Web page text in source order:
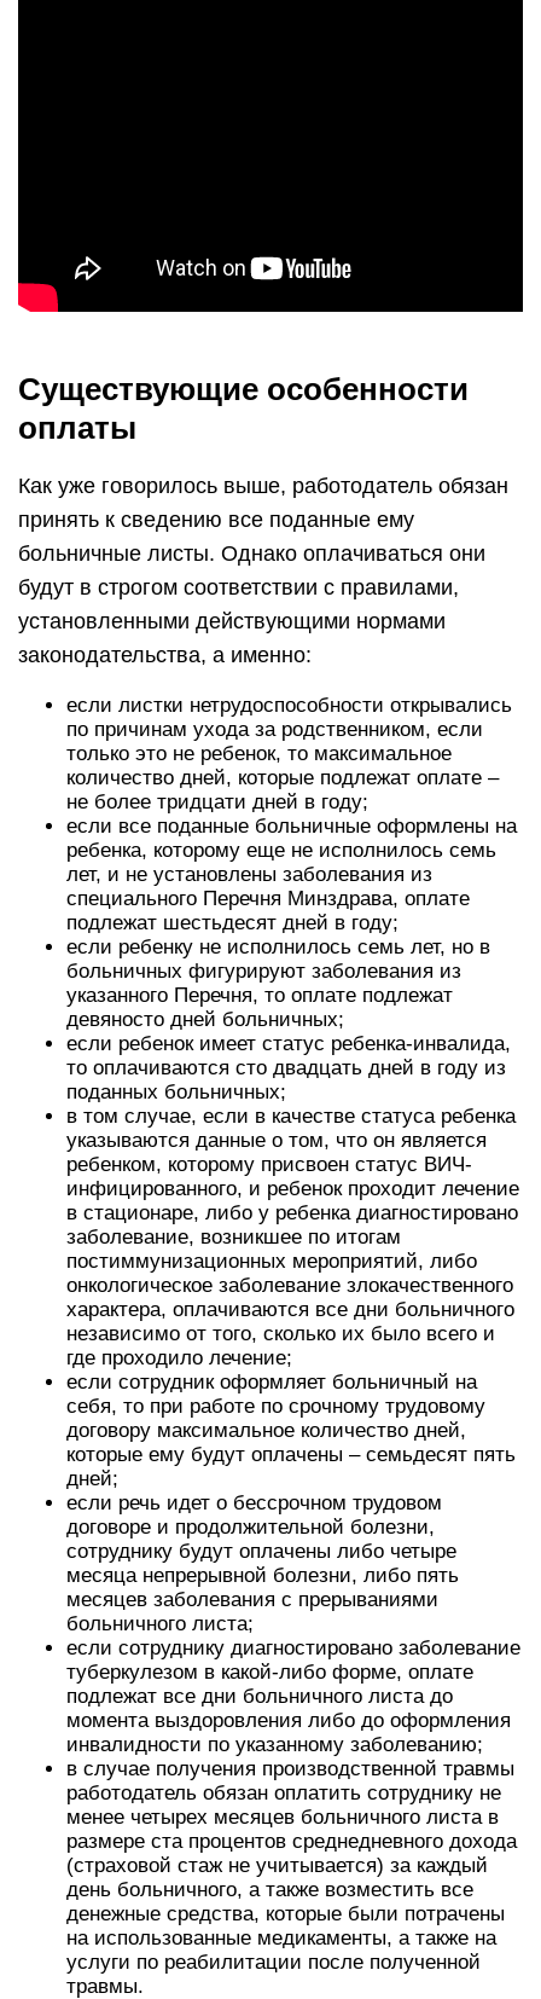
Существующие особенности
оплаты
Как уже говорилось выше, работодатель обязан
принять к сведению все поданные ему
больничные листы. Однако оплачиваться они
будут в строгом соответствии с правилами,
установленными действующими нормами
законодательства, а именно:
если листки нетрудоспособности открывались
по причинам ухода за родственником, если
только это не ребенок, то максимальное
количество дней, которые подлежат оплате –
не более тридцати дней в году;
если все поданные больничные оформлены на
ребенка, которому еще не исполнилось семь
лет, и не установлены заболевания из
специального Перечня Минздрава, оплате
подлежат шестьдесят дней в году;
если ребенку не исполнилось семь лет, но в
больничных фигурируют заболевания из
указанного Перечня, то оплате подлежат
девяносто дней больничных;
если ребенок имеет статус ребенка-инвалида,
то оплачиваются сто двадцать дней в году из
поданных больничных;
в том случае, если в качестве статуса ребенка
указываются данные о том, что он является
ребенком, которому присвоен статус ВИЧ-
инфицированного, и ребенок проходит лечение
в стационаре, либо у ребенка диагностировано
заболевание, возникшее по итогам
постиммунизационных мероприятий, либо
онкологическое заболевание злокачественного
характера, оплачиваются все дни больничного
независимо от того, сколько их было всего и
где проходило лечение;
если сотрудник оформляет больничный на
себя, то при работе по срочному трудовому
договору максимальное количество дней,
которые ему будут оплачены – семьдесят пять
дней;
если речь идет о бессрочном трудовом
договоре и продолжительной болезни,
сотруднику будут оплачены либо четыре
месяца непрерывной болезни, либо пять
месяцев заболевания с прерываниями
больничного листа;
если сотруднику диагностировано заболевание
туберкулезом в какой-либо форме, оплате
подлежат все дни больничного листа до
момента выздоровления либо до оформления
инвалидности по указанному заболеванию;
в случае получения производственной травмы
работодатель обязан оплатить сотруднику не
менее четырех месяцев больничного листа в
размере ста процентов среднедневного дохода
(страховой стаж не учитывается) за каждый
день больничного, а также возместить все
денежные средства, которые были потрачены
на использованные медикаменты, а также на
услуги по реабилитации после полученной
травмы.